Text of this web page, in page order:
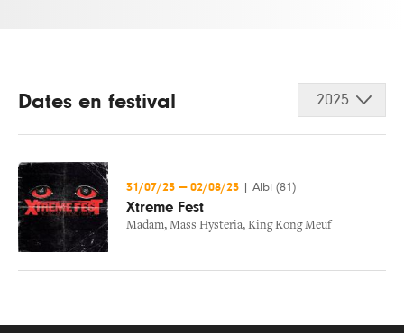
Dates en festival 2025
31/07/25 — 02/08/25 Albi (81)
Xtreme Fest
Madam, Mass Hysteria, King Kong Meuf